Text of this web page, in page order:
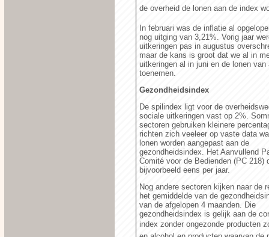
de overheid de lonen aan de index
In februari was de inflatie al
nog uitging van 3,21%. Vorig jaar
uitkeringen pas in augustus
maar de kans is groot dat we al in
uitkeringen al in juni en de lonen
toenemen.
Gezondheidsindex
De spilindex ligt voor de
sociale uitkeringen vast op 2%.
sectoren gebruiken kleinere
richten zich veeleer op vaste data
lonen worden aangepast aan de
gezondheidsindex. Het Aanvullend
Comité voor de Bedienden (PC 218)
bijvoorbeeld eens per jaar.
Nog andere sectoren kijken naar de
het gemiddelde van de
van de afgelopen 4 maanden. Die
gezondheidsindex is gelijk aan de
index zonder ongezonde producten